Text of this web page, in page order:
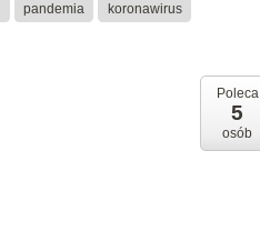
pandemia koronawirus
Poleca
5
osób